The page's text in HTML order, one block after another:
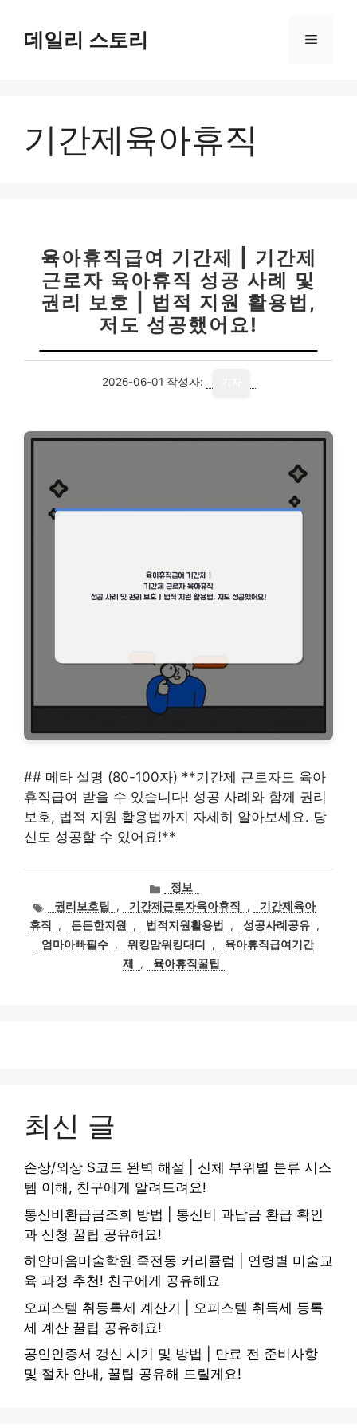
데일리 스토리 메
기간제육아휴직
육아휴직급여 기간제 | 기간제
근로자 육아휴직 성공 사례 및
권리 보호 | 법적 지원 활용법,
저도 성공했어요!
2026-06-01 작성자:
## 메타 설명 (80-100자) **기간제 근로자도 육아
휴직급여 받을 수 있습니다! 성공 사례와 함께 권리
보호, 법적 지원 활용법까지 자세히 알아보세요. 당
신도 성공할 수 있어요!**
카
테
고
리
정보
태
그
권리보호팁 , 기간제근로자육아휴직 ,
기간제육아
휴직
, 든든한지원 , 법적지원활용법 , 성공사례공유 ,
엄마아빠필수 , 워킹맘워킹대디 ,
육아휴직급여기간
제
, 육아휴직꿀팁
최신 글
손상/외상 S코드 완벽 해설 | 신체 부위별 분류 시스
템 이해, 친구에게 알려드려요!
통신비환급금조회 방법 | 통신비 과납금 환급 확인
과 신청 꿀팁 공유해요!
하얀마음미술학원 죽전동 커리큘럼 | 연령별 미술교
육 과정 추천! 친구에게 공유해요
오피스텔 취등록세 계산기 | 오피스텔 취득세 등록
세 계산 꿀팁 공유해요!
공인인증서 갱신 시기 및 방법 | 만료 전 준비사항
및 절차 안내, 꿀팁 공유해 드릴게요!